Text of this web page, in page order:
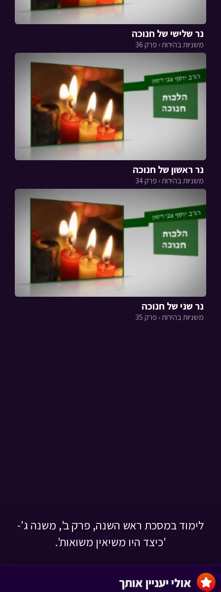
נר שלישי של חנוכה
משניות בהירות › פרק 36
נר ראשון של חנוכה
משניות בהירות › פרק 34
נר שני של חנוכה
משניות בהירות › פרק 35
לימוד במסכת ראש השנה, פרק ב', משנה ג'-
'כיצד היו משיאין משואות'.